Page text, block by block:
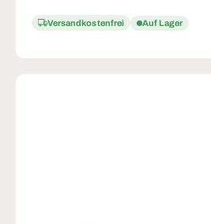
Versandkostenfrei Auf Lager